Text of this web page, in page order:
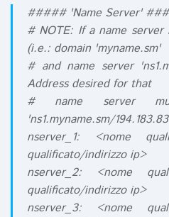
##### 'Name Server'
# NOTE: If a name
(i.e.: domain 'myname.sm'
# and name server
Address desired for that
# name server
'ns1.myname.sm/
nserver_1: <nome
qualificato/indirizzo ip>
nserver_2: <nome
qualificato/indirizzo ip>
nserver_3: <nome